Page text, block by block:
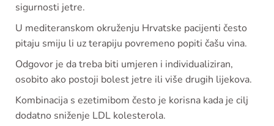
sigurnosti jetre.
U mediteranskom okruženju Hrvatske pacijenti često
pitaju smiju li uz terapiju povremeno popiti čašu vina.
Odgovor je da treba biti umjeren i individualiziran,
osobito ako postoji bolest jetre ili više drugih lijekova.
Kombinacija s ezetimibom često je korisna kada je cilj
dodatno sniženje LDL kolesterola.